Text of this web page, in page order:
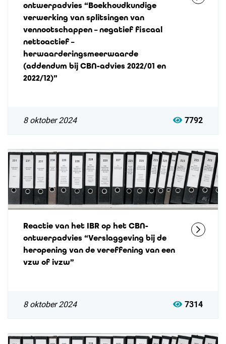
ontwerpadvies “Boekhoudkundige
verwerking van splitsingen van
vennootschappen – negatief fiscaal
nettoactief –
herwaarderingsmeerwaarde
(addendum bij CBN-advies 2022/01 en
2022/12)”
8 oktober 2024 7792
Reactie van het IBR op het CBN-
ontwerpadvies “Verslaggeving bij de
heropening van de vereffening van een
vzw of ivzw”
8 oktober 2024 7314